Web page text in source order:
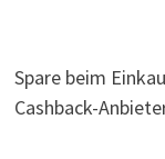
Spare beim
Cashback-